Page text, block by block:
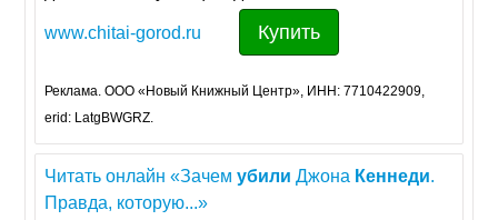
www.chitai-gorod.ru Купить
Реклама. ООО «Новый Книжный Центр», ИНН: 7710422909,
erid: LatgBWGRZ.
Читать онлайн «Зачемубили Джона Кеннеди.
Правда, которую...»